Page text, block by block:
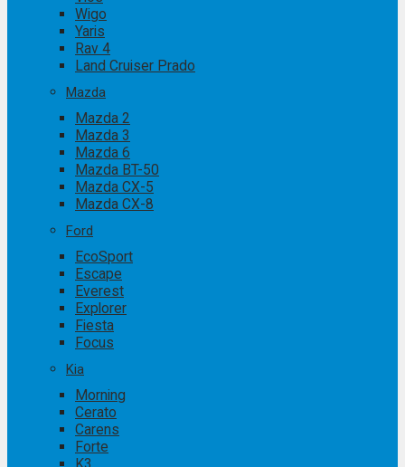
Wigo
Yaris
Rav 4
Land Cruiser Prado
Mazda
Mazda 2
Mazda 3
Mazda 6
Mazda BT-50
Mazda CX-5
Mazda CX-8
Ford
EcoSport
Escape
Everest
Explorer
Fiesta
Focus
Kia
Morning
Cerato
Carens
Forte